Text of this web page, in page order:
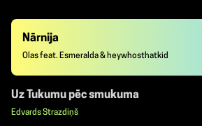
Nārnija
Olas feat. Esmeralda & heywhosthatkid
Uz Tukumu pēc smukuma
Edvards Strazdiņš